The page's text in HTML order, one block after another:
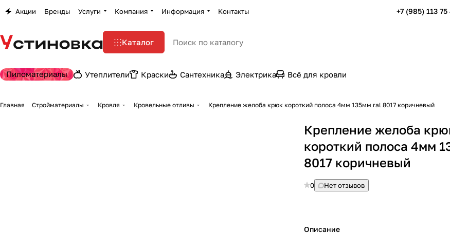
Акции Бренды Услуги Компания Информация Контакты +7 (985) 113 75
Каталог
Пиломатериалы Утеплители Краски Сантехника Электрика Всё для кровли
Главная Стройматериалы Кровля Кровельные отливы Крепление желоба крюк короткий полоса 4мм 135мм ral 8017 коричневый
Крепление желоба
короткий полоса 4мм
8017 коричневый
0 Нет отзывов
Описание